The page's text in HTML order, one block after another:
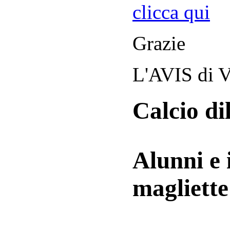
clicca qui
Grazie
L'AVIS di
Calcio
Alunni e